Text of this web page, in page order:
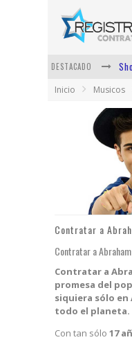
DESTACADO
Lit
Vi
Inicio Musicos
Contratar a
Contratar a Abraham
Contratar a
promesa del
siquiera sólo en
todo el planeta.
Con tan sólo 17